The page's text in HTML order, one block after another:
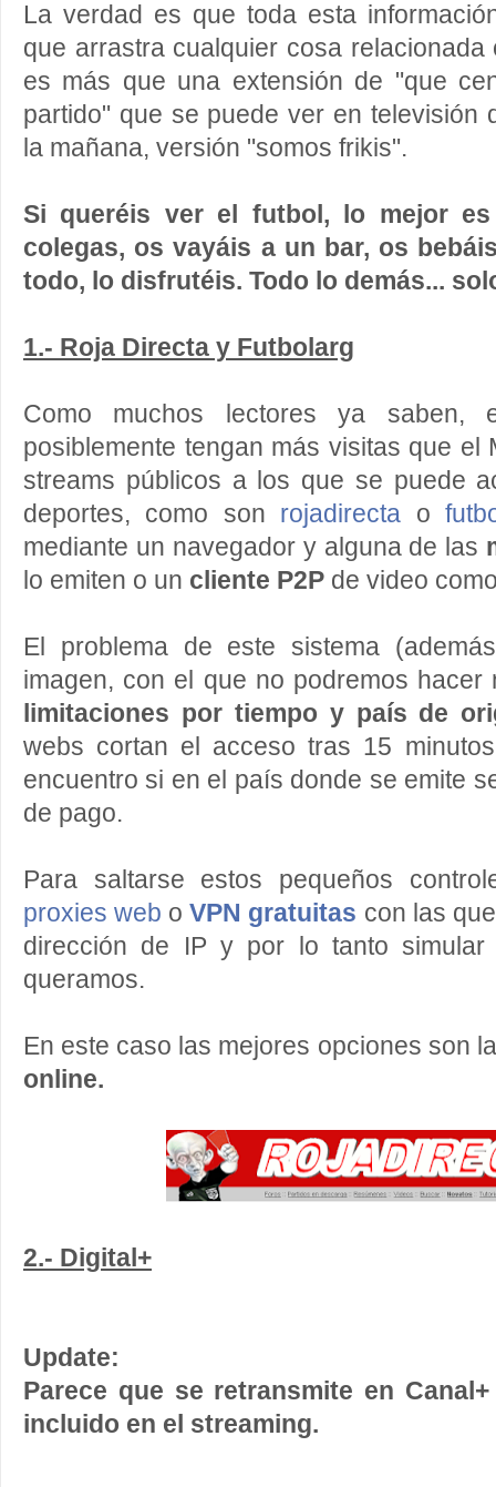
La verdad es que toda esta
que arrastra cualquier cosa
es más que una extensión de "que
partido" que se puede ver en televisión
la mañana, versión "somos frikis".
Si queréis ver el futbol, lo mejor
colegas, os vayáis a un bar, os
todo, lo disfrutéis. Todo lo demás...
1.- Roja Directa y Futbolarg
Como muchos lectores ya saben,
posiblemente tengan más visitas que el
streams públicos a los que se puede
deportes, como son rojadirecta o
mediante un navegador y alguna de las
lo emiten o un cliente P2P de video
El problema de este sistema
imagen, con el que no podremos
limitaciones por tiempo y país de
webs cortan el acceso tras 15
encuentro si en el país donde se emite
de pago.
Para saltarse estos pequeños
proxies web oVPN gratuitas con las
dirección de IP y por lo tanto
queramos.
En este caso las mejores opciones son
online.
2.- Digital+
Update:
Parece que se retransmite en
incluido en el streaming.